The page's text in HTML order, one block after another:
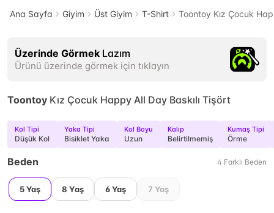
Ana Sayfa Giyim Üst Giyim T-Shirt Toontoy Kız Çocuk
Üzerinde Görmek Lazım
Ürünü üzerinde görmek için tıklayın
Toontoy Kız Çocuk Happy All Day Baskılı Tişört
Kol Tipi
Düşük Kol
Yaka Tipi
Bisiklet Yaka
Kol Boyu
Uzun
Kalıp
Belirtilmemiş
Kumaş Tipi
Örme
Beden 4 Farklı Beden
5 Yaş 8 Yaş 6 Yaş 7 Yaş